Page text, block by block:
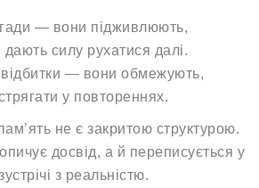
— вони підживлюють,
дають силу рухатися далі.
— вони обмежують,
у повтореннях.
не є закритою структурою.
досвід, а й переписується у
з реальністю.